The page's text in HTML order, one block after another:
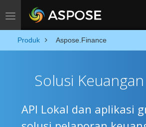
Toggle navigation
Produk Aspose.Finance
Solusi
API Lokal dan aplikasi